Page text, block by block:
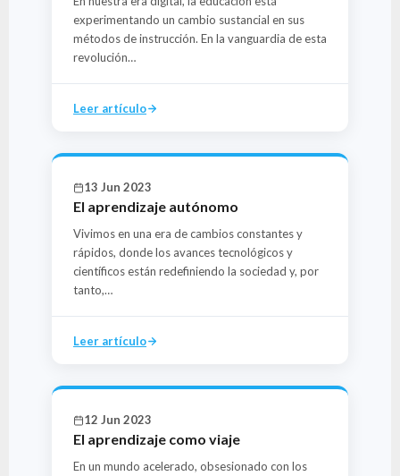
experimentando un cambio sustancial en sus
métodos de instrucción. En la vanguardia de esta
revolución…
Leer artículo
13 Jun 2023
El aprendizaje autónomo
Vivimos en una era de cambios constantes y
rápidos, donde los avances tecnológicos y
científicos están redefiniendo la sociedad y, por
tanto,…
Leer artículo
12 Jun 2023
El aprendizaje como viaje
En un mundo acelerado, obsesionado con los